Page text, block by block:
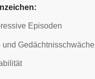
Episoden
und Gedächtnisschwäche